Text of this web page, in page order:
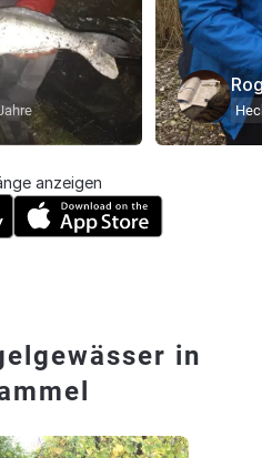
anzeigen
in